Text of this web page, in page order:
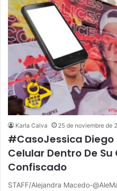
Karla Calva 25 de noviembre de
#CasoJessica Diego
Celular Dentro De Su
Confiscado
STAFF/Alejandra Macedo-